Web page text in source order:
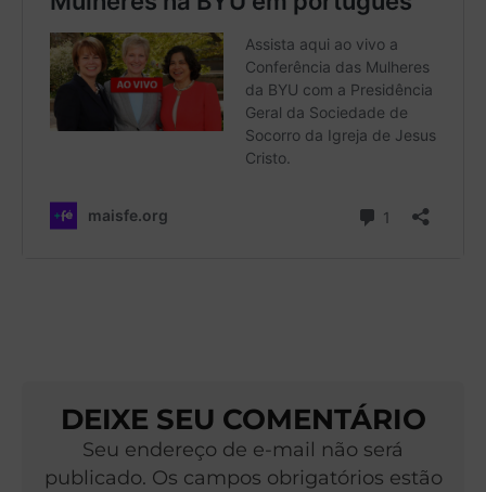
DEIXE SEU COMENTÁRIO
Seu endereço de e-mail não será
publicado. Os campos obrigatórios estão